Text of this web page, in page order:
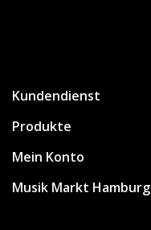
Kundendienst
Produkte
Mein Konto
Musik Markt Hamburg